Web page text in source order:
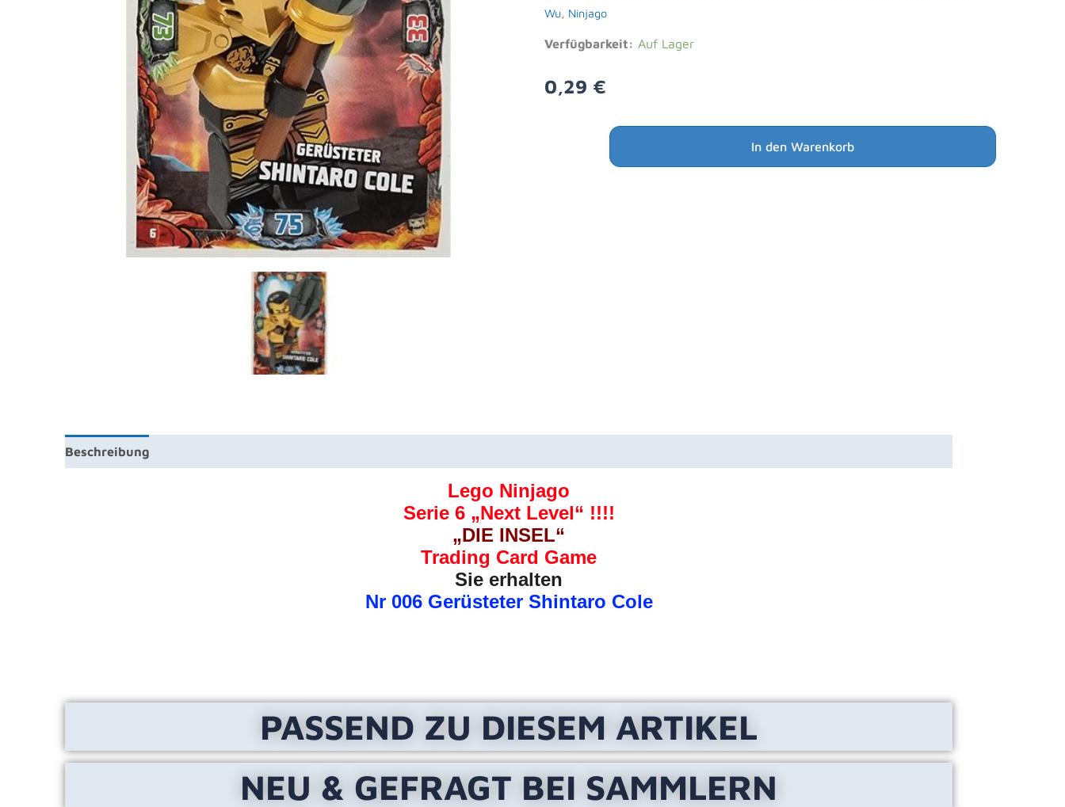
Wu Ninjago
Verfügbarkeit: Auf Lager
0,29 €
In den Warenkorb
Alternative:
Beschreibung
Lego Ninjago
Serie 6 „Next Level“ !!!!
„DIE INSEL“
Trading Card Game
Sie erhalten
Nr 006 Gerüsteter Shintaro Cole
PASSEND ZU DIESEM ARTIKEL
NEU & GEFRAGT BEI SAMMLERN